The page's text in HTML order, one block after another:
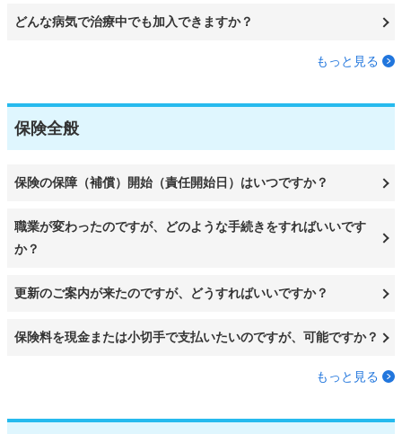
どんな病気で治療中でも加入できますか？
もっと見る
保険全般
保険の保障（補償）開始（責任開始日）はいつですか？
職業が変わったのですが、どのような手続きをすればいいです
か？
更新のご案内が来たのですが、どうすればいいですか？
保険料を現金または小切手で支払いたいのですが、可能ですか？
もっと見る